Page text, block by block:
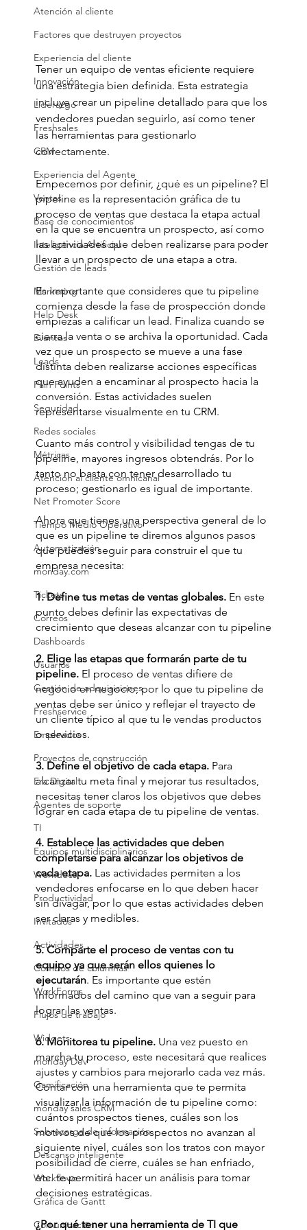
Atención al cliente
Factores que destruyen proyectos
Experiencia del cliente
Innovación
Liderazgo
Freshsales
CRM
Experiencia del Agente
Ventas
Base de conocimientos
Inteligencia Artificial
Gestión de leads
Marketing
Help Desk
Eventos
Leads
Pain Points
Seguridad
Redes sociales
Métricas
Atención al cliente omnicanal
Net Promoter Score
Tiempo Medio Operativo
Automatización
monday.com
Tickets
Correos
Dashboards
Usuarios
Gestión de adquisiciones
Freshservice
Empleados
Proyectos de construcción
Era Digital
Agentes de soporte
TI
Equipos multidisciplinarios
Workdocs
Productividad
Invitados
Actividades
Combos de columnas
WorkForms
Flujos de trabajo
Widgets
monday Dev
Gamificación
monday sales CRM
Sobrecarga de información
Descanso inteligente
Workflows
Gráfica de Gantt
Comunicación
Tener un equipo de ventas eficiente requiere
una estrategia bien definida. Esta estrategia
incluye crear un pipeline detallado para que los
vendedores puedan seguirlo, así como tener
las herramientas para gestionarlo
correctamente.
Empecemos por definir, ¿qué es un pipeline? El
pipeline es la representación gráfica de tu
proceso de ventas que destaca la etapa actual
en la que se encuentra un prospecto, así como
las actividades que deben realizarse para poder
llevar a un prospecto de una etapa a otra.
Es importante que consideres que tu pipeline
comienza desde la fase de prospección donde
empiezas a calificar un lead. Finaliza cuando se
cierra la venta o se archiva la oportunidad. Cada
vez que un prospecto se mueve a una fase
distinta deben realizarse acciones específicas
que ayuden a encaminar al prospecto hacia la
conversión. Estas actividades suelen
representarse visualmente en tu CRM.
Cuanto más control y visibilidad tengas de tu
pipeline, mayores ingresos obtendrás. Por lo
tanto no basta con tener desarrollado tu
proceso; gestionarlo es igual de importante.
Ahora que tienes una perspectiva general de lo
que es un pipeline te diremos algunos pasos
que puedes seguir para construir el que tu
empresa necesita:
1. Define tus metas de ventas globales. En este
punto debes definir las expectativas de
crecimiento que deseas alcanzar con tu pipeline
2. Elige las etapas que formarán parte de tu
pipeline. El proceso de ventas difiere de
negocio en negocio, por lo que tu pipeline de
ventas debe ser único y reflejar el trayecto de
un cliente típico al que tu le vendas productos
o servicios.
3. Define el objetivo de cada etapa. Para
alcanzar tu meta final y mejorar tus resultados,
necesitas tener claros los objetivos que debes
lograr en cada etapa de tu pipeline de ventas.
4. Establece las actividades que deben
completarse para alcanzar los objetivos de
cada etapa. Las actividades permiten a los
vendedores enfocarse en lo que deben hacer
sin divagar, por lo que estas actividades deben
ser claras y medibles.
5. Comparte el proceso de ventas con tu
equipo ya que serán ellos quienes lo
ejecutarán. Es importante que estén
informados del camino que van a seguir para
lograr las ventas.
6. Monitorea tu pipeline. Una vez puesto en
marcha tu proceso, este necesitará que realices
ajustes y cambios para mejorarlo cada vez más.
Contar con una herramienta que te permita
visualizar la información de tu pipeline como:
cuántos prospectos tienes, cuáles son los
motivos de que los prospectos no avanzan al
siguiente nivel, cuáles son los tratos con mayor
posibilidad de cierre, cuáles se han enfriado,
etc. te permitirá hacer un análisis para tomar
decisiones estratégicas.
¿Por qué tener una herramienta de TI que